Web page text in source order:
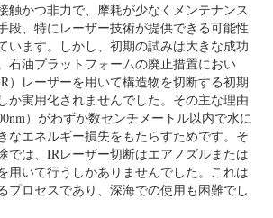
触かつ非力で、摩耗が少なくメンテナンス
段、特にレーザー技術が提供できる可能性
います。しかし、初期の試みは大きな成功
石油プラットフォームの廃止措置におい
）レーザーを用いて構造物を切断する初期
か実用化されませんでした。その主な理由
）がわずか数センチメートル以内で水に
なエネルギー損失をもたらすためです。そ
では、IRレーザー切断はエアノズルまたは
用いて行うしかありませんでした。これは
プロセスであり、深海での使用も困難でし